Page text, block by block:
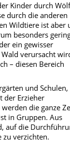
Kinder durch
durch die anderen
Wildtiere ist aber
besonders
ein gewisser
verursacht
– diesen Bereich
und Schulen,
der Erzieher
die ganze
in Gruppen. Aus
auf die
zu verzichten.